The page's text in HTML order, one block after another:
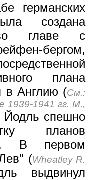
германских
создана
главе с
бергом,
плана
в Англию (См.:
1939-1941 гг. М.,
спешно
планов
В первом
(Wheatley R.
выдвинул